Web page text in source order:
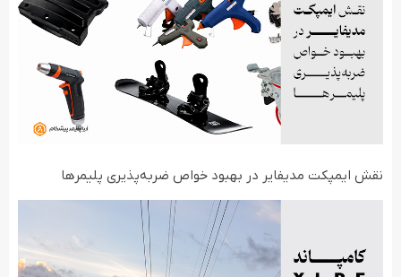
نقش ایمپکت مدیفایر در بهبود خواص ضربه‌پذیری پلیمرها